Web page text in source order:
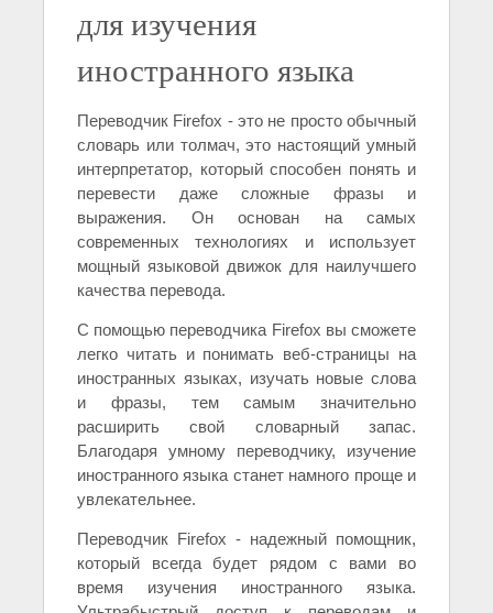
для изучения
иностранного языка
Переводчик Firefox - это не просто обычный
словарь или толмач, это настоящий умный
интерпретатор, который способен понять и
перевести даже сложные фразы и
выражения. Он основан на самых
современных технологиях и использует
мощный языковой движок для наилучшего
качества перевода.
С помощью переводчика Firefox вы сможете
легко читать и понимать веб-страницы на
иностранных языках, изучать новые слова
и фразы, тем самым значительно
расширить свой словарный запас.
Благодаря умному переводчику, изучение
иностранного языка станет намного проще и
увлекательнее.
Переводчик Firefox - надежный помощник,
который всегда будет рядом с вами во
время изучения иностранного языка.